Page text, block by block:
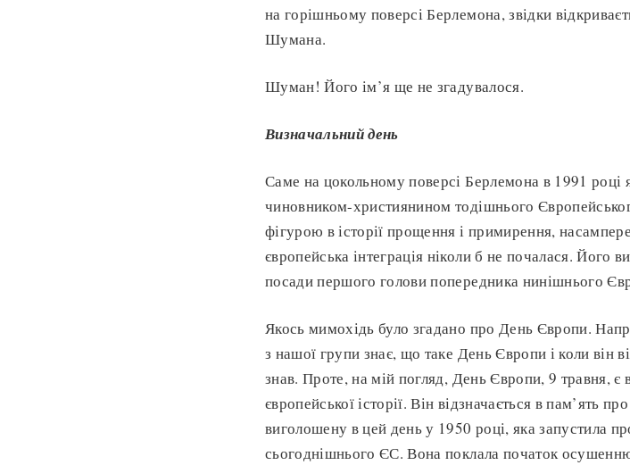
на горішньому поверсі Берлемона, звідки
Шумана.
Шуман! Його ім’я ще не згадувалося.
Визначальний день
Саме на цокольному поверсі Берлемона в 1991
чиновником-християнином тодішнього
фігурою в історії прощення і примирення,
європейська інтеграція ніколи б не почалася. Його
посади першого голови попередника нинішнього
Якось мимохідь було згадано про День Європи.
з нашої групи знає, що таке День Європи і коли він
знав. Проте, на мій погляд, День Європи, 9 травня,
європейської історії. Він відзначається в
виголошену в цей день у 1950 році, яка запустила
сьогоднішнього ЄС. Вона поклала початок